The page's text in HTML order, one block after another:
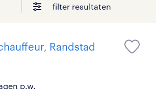
filter resultaten
Randstad
p.w.